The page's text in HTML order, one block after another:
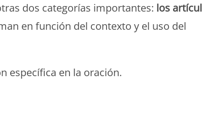
dos categorías importantes: los
en función del contexto y el uso del
específica en la oración.